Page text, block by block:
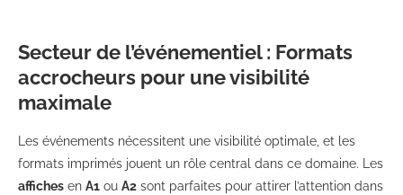
Secteur de l’événementiel : Formats
accrocheurs pour une visibilité
maximale
Les événements nécessitent une visibilité optimale, et les
formats imprimés jouent un rôle central dans ce domaine. Les
affiches en A1 ou A2 sont parfaites pour attirer l’attention dans